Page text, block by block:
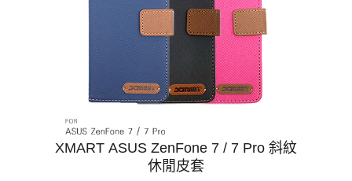
XMART ASUS ZenFone 7 / 7 Pro 斜紋
休閒皮套